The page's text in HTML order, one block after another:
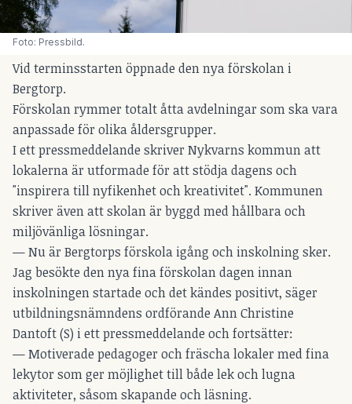
Foto: Pressbild.
Vid terminsstarten öppnade den nya förskolan i
Bergtorp.
Förskolan rymmer totalt åtta avdelningar som ska vara
anpassade för olika åldersgrupper.
I ett pressmeddelande skriver Nykvarns kommun att
lokalerna är utformade för att stödja dagens och
"inspirera till nyfikenhet och kreativitet". Kommunen
skriver även att skolan är byggd med hållbara och
miljövänliga lösningar.
— Nu är Bergtorps förskola igång och inskolning sker.
Jag besökte den nya fina förskolan dagen innan
inskolningen startade och det kändes positivt, säger
utbildningsnämndens ordförande Ann Christine
Dantoft (S) i ett pressmeddelande och fortsätter:
— Motiverade pedagoger och fräscha lokaler med fina
lekytor som ger möjlighet till både lek och lugna
aktiviteter, såsom skapande och läsning.